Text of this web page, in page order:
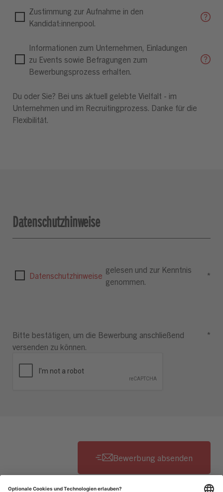
Zustimmung zur Aufnahme in den
Kandidat:innenpool.
Informationen zum Unternehmen, Einladungen
zu Events sowie Befragungen zum
Bewerbungsprozess erhalten.
Du oder Sie? Bei uns aktuell gelebte Vielfalt - im
Unternehmen und im Recruitingprozess. Danke für die
Flexibilität.
Datenschutzhinweise
Datenschutzhinweise
gelesen und zur Kenntnis
genommen.
*
Bitte bestätigen, um die Bewerbung anschließend
versenden zu können.
*